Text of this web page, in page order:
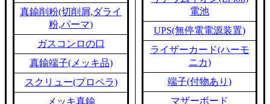
真鍮削粉(切削屑,ダライ
粉,パーマ)
ガスコンロの口
真鍮端子(メッキ品)
スクリュー(プロペラ)
メッキ真鍮
電池
UPS(無停電電源装置)
ライザーカード(ハーモ
ニカ)
端子(付物あり)
マザーボード